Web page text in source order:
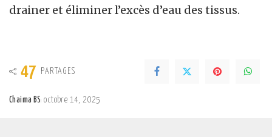
drainer et éliminer l’excès d’eau des tissus.
47 PARTAGES
Chaima BS octobre 14, 2025